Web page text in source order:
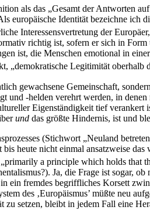
als das „Gesamt der Antworten
europäische Identität bezeichne
Interessensvertretung der Europäer,
richtig ist, sofern er sich in
ist, die Menschen emotional in
Legitimität oberhalb
gewachsene Gemeinschaft,
-helden verehrt werden, in
Eigenständigkeit tief verankert
und das größte Hindernis, ist und
(Stichwort „Neuland
heute nicht einmal ansatzweise
a principle which holds that
Ja, die Frage ist sogar, ob
in ein fremdes begriffliches Korsett
des ‚Europäismus’ müßte neu
setzen, bleibt in jedem Fall eine